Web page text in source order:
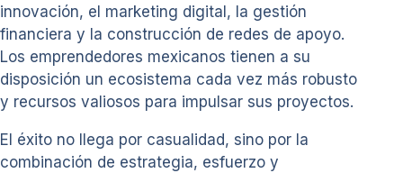
innovación, el marketing digital, la gestión
financiera y la construcción de redes de apoyo.
Los emprendedores mexicanos tienen a su
disposición un ecosistema cada vez más robusto
y recursos valiosos para impulsar sus proyectos.
El éxito no llega por casualidad, sino por la
combinación de estrategia, esfuerzo y